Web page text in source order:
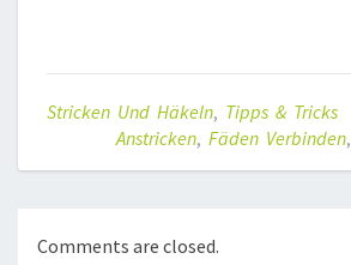
Stricken Und Häkeln, Tipps & Tricks
Anstricken, Fäden Verbinden,
Comments are closed.